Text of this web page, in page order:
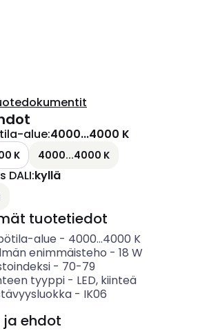
alue:4000...4000 K
K 4000...4000 K
DALI:kyllä
tuotetiedot
alue - 4000...4000 K
enimmäisteho - 18 W
- 70-79
tyyppi- LED, kiinteä
- IK06
ja ehdot